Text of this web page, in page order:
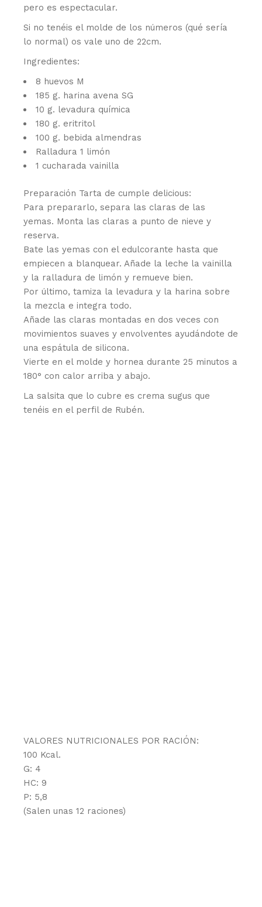
pero es espectacular.
Si no tenéis el molde de los números (qué sería
lo normal) os vale uno de 22cm.
Ingredientes:
8 huevos M
185 g. harina avena SG
10 g. levadura química
180 g. eritritol
100 g. bebida almendras
Ralladura 1 limón
1 cucharada vainilla
Preparación Tarta de cumple delicious:
Para prepararlo, separa las claras de las
yemas. Monta las claras a punto de nieve y
reserva.
Bate las yemas con el edulcorante hasta que
empiecen a blanquear. Añade la leche la vainilla
y la ralladura de limón y remueve bien.
Por último, tamiza la levadura y la harina sobre
la mezcla e integra todo.
Añade las claras montadas en dos veces con
movimientos suaves y envolventes ayudándote de
una espátula de silicona.
Vierte en el molde y hornea durante 25 minutos a
180° con calor arriba y abajo.
La salsita que lo cubre es crema sugus que
tenéis en el perfil de Rubén.
VALORES NUTRICIONALES POR RACIÓN:
100 Kcal.
G: 4
HC: 9
P: 5,8
(Salen unas 12 raciones)